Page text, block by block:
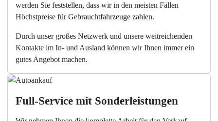
werden Sie feststellen, dass wir in den meisten Fällen
Höchstpreise für Gebrauchtfahrzeuge zahlen.
Durch unser großes Netzwerk und unsere weitreichenden
Kontakte im In- und Ausland können wir Ihnen immer ein
gutes Angebot machen.
Full-Service mit Sonderleistungen